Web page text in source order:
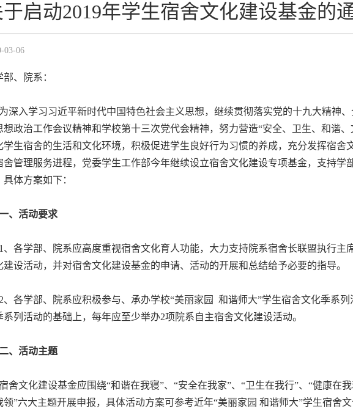
训练营
于启动2019年学生宿舍文化建设基金的
03-06
部、院系：
入学习习近平新时代中国特色社会主义思想，继续贯彻落实党的十九大精神、
想政治工作会议精神和学校第十三次党代会精神，努力营造“安全、卫生、和谐
学生宿舍的生活和文化环境，积极促进学生良好行为习惯的养成，充分发挥宿舍
舍管理服务进程，党委学生工作部今年继续设立宿舍文化建设专项基金，支持学
具体方案如下：
、活动要求
各学部、院系应高度重视宿舍文化育人功能，大力支持院系宿舍长联盟执行主
建设活动，并对宿舍文化建设基金的申请、活动的开展和总结给予必要的指导。
各学部、院系应积极参与、承办学校“美丽家园 和谐师大”学生宿舍文化季系列
系列活动的基础上，每年应至少举办2项院系自主宿舍文化建设活动。
二、活动主题
文化建设基金应围绕“和谐在我寝”、“安全在我家”、“卫生在我行”、“健康在我
领”六大主题开展申报，具体活动方案可参考近年“美丽家园 和谐师大”学生宿舍